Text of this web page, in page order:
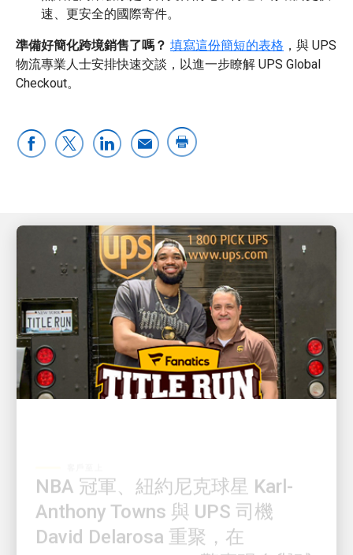
速、更安全的國際寄件。
準備好簡化跨境銷售了嗎？ 填寫這份簡短的表格 ，與 UPS
物流專業人士安排快速交談，以進一步瞭解 UPS Global
Checkout。
Anthony Towns 與 UPS 司機
David Delarosa 重聚，在
Fanatics Fest NYC 驚喜現身與球